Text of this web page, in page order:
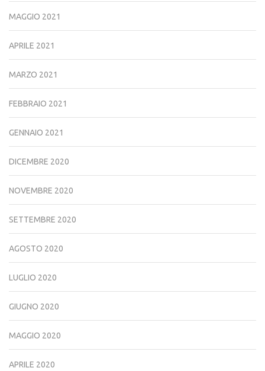
MAGGIO 2021
APRILE 2021
MARZO 2021
FEBBRAIO 2021
GENNAIO 2021
DICEMBRE 2020
NOVEMBRE 2020
SETTEMBRE 2020
AGOSTO 2020
LUGLIO 2020
GIUGNO 2020
MAGGIO 2020
APRILE 2020